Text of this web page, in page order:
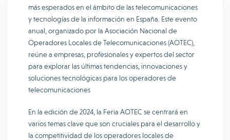
más esperados en el ámbito de las telecomunicaciones
y tecnologías de la información en España. Este evento
anual, organizado por la Asociación Nacional de
Operadores Locales de Telecomunicaciones (AOTEC),
reúne a empresas, profesionales y expertos del sector
para explorar las últimas tendencias, innovaciones y
soluciones tecnológicas para los operadores de
telecomunicaciones
En la edición de 2024, la Feria AOTEC se centrará en
varios temas clave que son cruciales para el desarrollo y
la competitividad de los operadores locales de